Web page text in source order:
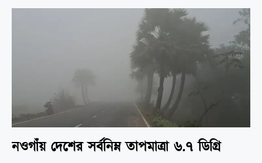
নওগাঁয় দেশের সর্বনিম্ন তাপমাত্রা ৬.৭ ডিগ্রি